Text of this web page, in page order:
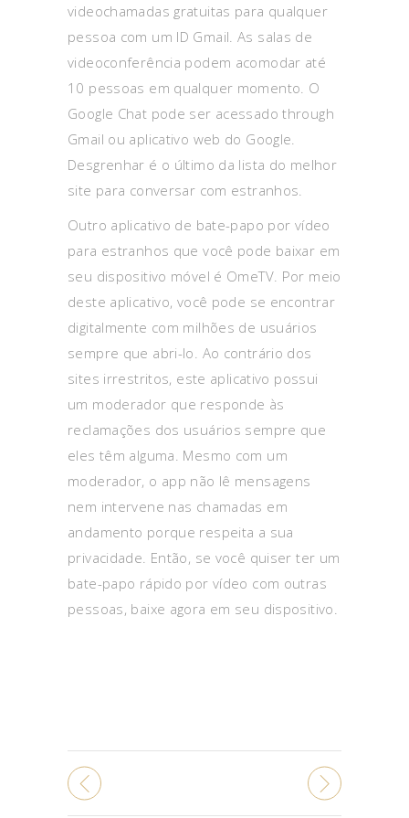
videochamadas gratuitas para qualquer
pessoa com um ID Gmail. As salas de
videoconferência podem acomodar até
10 pessoas em qualquer momento. O
Google Chat pode ser acessado through
Gmail ou aplicativo web do Google.
Desgrenhar é o último da lista do melhor
site para conversar com estranhos.
Outro aplicativo de bate-papo por vídeo
para estranhos que você pode baixar em
seu dispositivo móvel é OmeTV. Por meio
deste aplicativo, você pode se encontrar
digitalmente com milhões de usuários
sempre que abri-lo. Ao contrário dos
sites irrestritos, este aplicativo possui
um moderador que responde às
reclamações dos usuários sempre que
eles têm alguma. Mesmo com um
moderador, o app não lê mensagens
nem intervene nas chamadas em
andamento porque respeita a sua
privacidade. Então, se você quiser ter um
bate-papo rápido por vídeo com outras
pessoas, baixe agora em seu dispositivo.